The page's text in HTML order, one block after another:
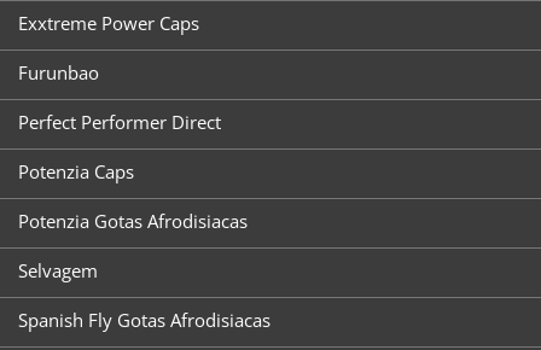
Exxtreme Power Caps
Furunbao
Perfect Performer Direct
Potenzia Caps
Potenzia Gotas Afrodisiacas
Selvagem
Spanish Fly Gotas Afrodisiacas